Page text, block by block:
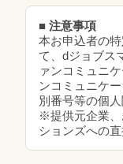
■ 注意事項
本お申込者の
て、dジョブス
ァンコミュニ
ンコミュニケ
別番号等の個
※提供元企業、
ションズへの